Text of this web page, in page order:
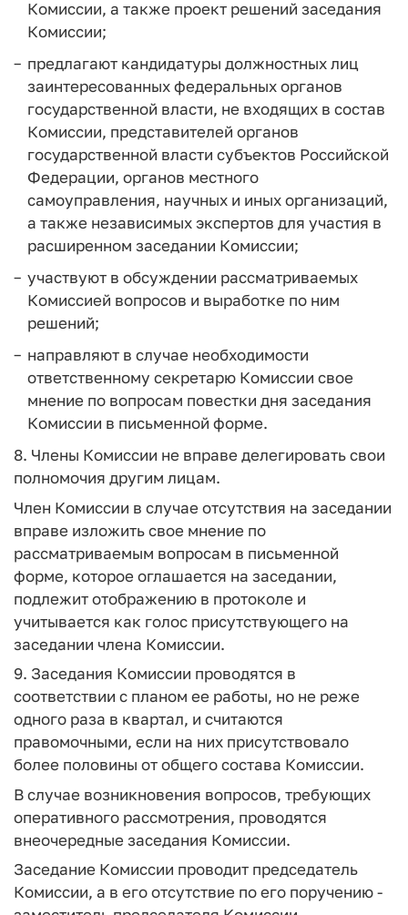
Комиссии, а также проект решений заседания
Комиссии;
предлагают кандидатуры должностных лиц
заинтересованных федеральных органов
государственной власти, не входящих в состав
Комиссии, представителей органов
государственной власти субъектов Российской
Федерации, органов местного
самоуправления, научных и иных организаций,
а также независимых экспертов для участия в
расширенном заседании Комиссии;
участвуют в обсуждении рассматриваемых
Комиссией вопросов и выработке по ним
решений;
направляют в случае необходимости
ответственному секретарю Комиссии свое
мнение по вопросам повестки дня заседания
Комиссии в письменной форме.
8. Члены Комиссии не вправе делегировать свои
полномочия другим лицам.
Член Комиссии в случае отсутствия на заседании
вправе изложить свое мнение по
рассматриваемым вопросам в письменной
форме, которое оглашается на заседании,
подлежит отображению в протоколе и
учитывается как голос присутствующего на
заседании члена Комиссии.
9. Заседания Комиссии проводятся в
соответствии с планом ее работы, но не реже
одного раза в квартал, и считаются
правомочными, если на них присутствовало
более половины от общего состава Комиссии.
В случае возникновения вопросов, требующих
оперативного рассмотрения, проводятся
внеочередные заседания Комиссии.
Заседание Комиссии проводит председатель
Комиссии, а в его отсутствие по его поручению -